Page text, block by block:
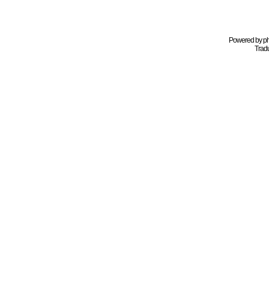
Powered by